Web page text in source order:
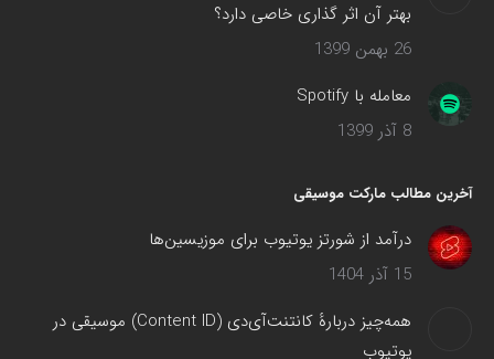
بهتر آن اثر گذاری خاصی دارد؟
26 بهمن 1399
معامله با Spotify
8 آذر 1399
آخرین مطالب مارکت موسیقی
درآمد از شورتز یوتیوب برای موزیسین‌ها
15 آذر 1404
همه‌چیز دربارهٔ کانتنت‌آی‌دی (Content ID) موسیقی در
یوتیوب